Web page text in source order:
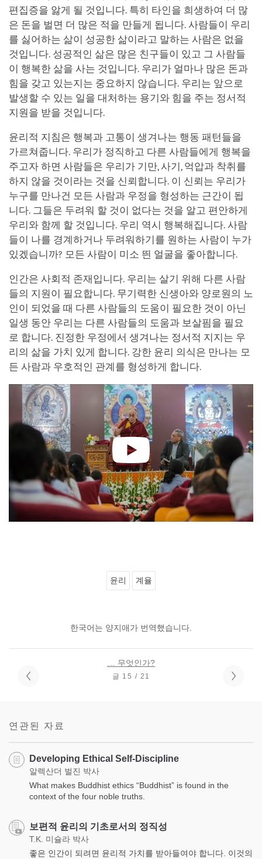
편집증을 앓게 될 것입니다. 특히 타인을 희생하여 더 많
은 돈을 벌면 더 많은 적을 만들게 됩니다. 사람들이 우리
를 싫어하는 삶이 성공한 삶이라고 말하는 사람은 없을
것입니다. 성공적인 삶은 많은 친구들이 있고 그 사람들
이 행복한 삶을 사는 것입니다. 우리가 얼마나 많은 돈과
힘을 갖고 있는지는 중요하지 않습니다. 우리는 앞으로
발생할 수 있는 일을 대처하는 용기와 힘을 주는 정서적
지원을 받을 것입니다.
윤리적 지침은 행복과 고통이 생겨나는 행동 패턴들을
가르쳐줍니다. 우리가 정직하고 다른 사람들에게 행복을
주고자 하면 사람들은 우리가 기만, 사기, 억압과 착취를
하지 않을 것이라는 것을 신뢰합니다. 이 신뢰는 우리가
누구를 만나건 모든 사람과 우정을 형성하는 근간이 됩
니다. 그들은 두려워 할 것이 없다는 것을 알고 편안하게
우리와 함께 할 것입니다. 우리 역시 행복해집니다. 사람
들이 나를 경계하거나 두려워하기를 원하는 사람이 누가
있겠습니까? 모든 사람이 미소 띈 얼굴을 좋아합니다.
인간은 사회적 존재입니다. 우리는 살기 위해 다른 사람
들의 지원이 필요합니다. 무기력한 신생아와 양로원의 노
인이 되었을 때 다른 사람들의 도움이 필요한 것이 아닌
일생 동안 우리는 다른 사람들의 도움과 보살핌을 필요
로 합니다. 진정한 우정에서 생겨나는 정서적 지지는 우
리의 삶을 가치 있게 합니다. 강한 윤리 의식은 만나는 모
든 사람과 우호적인 관계를 형성하게 합니다.
윤리 계율
한국어는 양지애가 번역했습니다.
… 무엇인가?
글 15 / 21
연관된 자료
Developing Ethical Self-Discipline
알렉산더 벌진 박사
What makes Buddhist ethics “Buddhist” is found in the
context of the four noble truths.
보편적 윤리의 기초로서의 정직성
T.K. 미슐라 박사
좋은 인간이 되려면 윤리적 가치를 받아들여야 합니다. 이것의